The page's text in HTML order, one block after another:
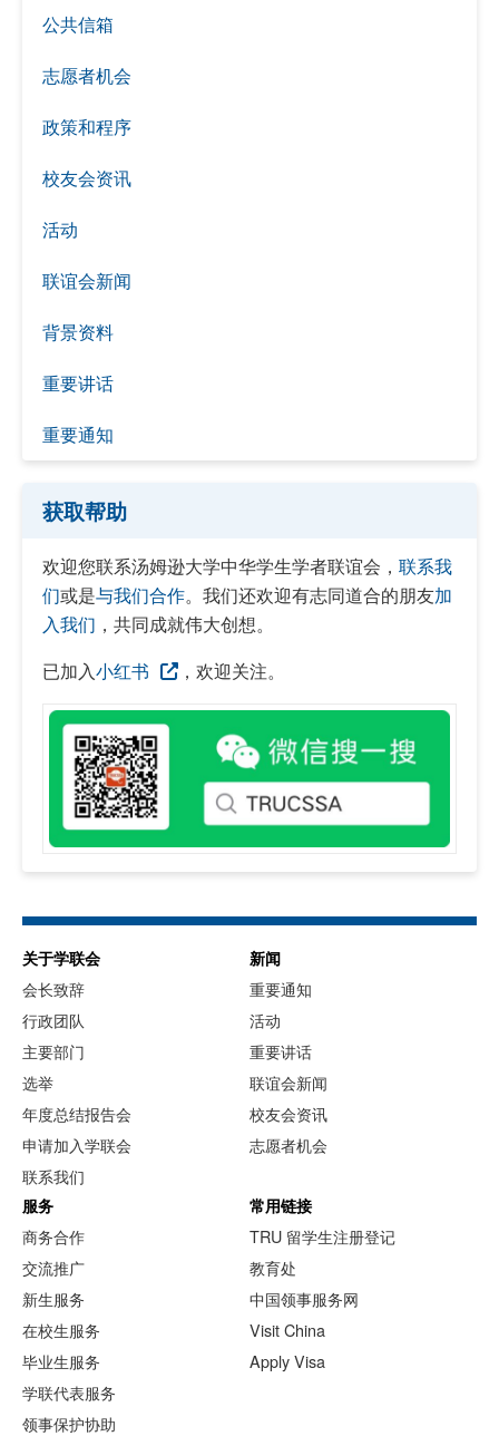
公共信箱
志愿者机会
政策和程序
校友会资讯
活动
联谊会新闻
背景资料
重要讲话
重要通知
获取帮助
欢迎您联系汤姆逊大学中华学生学者联谊会， 联系我
们或是与我们合作。我们还欢迎有志同道合的朋友加
入我们 ，共同成就伟大创想。
已加入小红书 ，欢迎关注。
关于学联会
会长致辞
行政团队
主要部门
选举
年度总结报告会
申请加入学联会
联系我们
新闻
重要通知
活动
重要讲话
联谊会新闻
校友会资讯
志愿者机会
服务
商务合作
交流推广
新生服务
在校生服务
毕业生服务
学联代表服务
领事保护协助
常用链接
TRU 留学生注册登记
教育处
中国领事服务网
Visit China
Apply Visa